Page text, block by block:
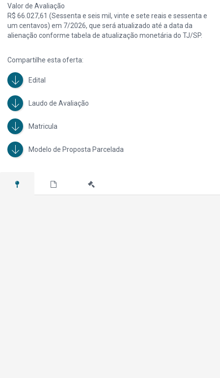
Valor de Avaliação
R$ 66.027,61 (Sessenta e seis mil, vinte e sete reais e sessenta e
um centavos) em 7/2026, que será atualizado até a data da
alienação conforme tabela de atualização monetária do TJ/SP.
Compartilhe esta oferta:
Edital
Laudo de Avaliação
Matricula
Modelo de Proposta Parcelada